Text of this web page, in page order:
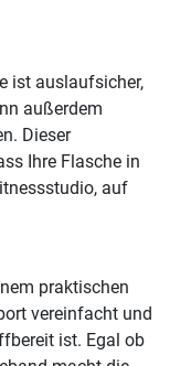
ist auslaufsicher,
außerdem
Dieser
Ihre Flasche in
auf
praktischen
vereinfacht und
ist. Egal ob